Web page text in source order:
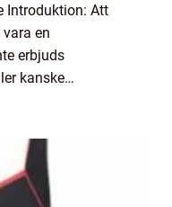
Introduktion: Att
en
erbjuds
kanske